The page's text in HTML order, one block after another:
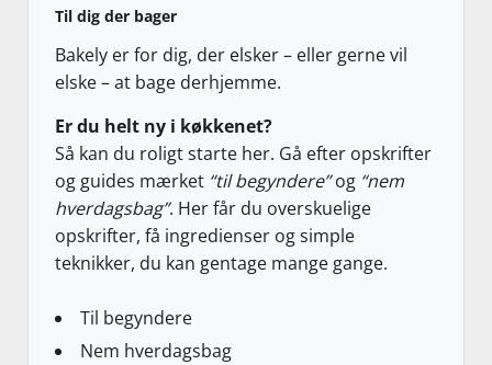
Til dig der bager
Bakely er for dig, der elsker – eller gerne vil
elske – at bage derhjemme.
Er du helt ny i køkkenet?
Så kan du roligt starte her. Gå efter opskrifter
og guides mærket “til begyndere”og “nem
hverdagsbag”. Her får du overskuelige
opskrifter, få ingredienser og simple
teknikker, du kan gentage mange gange.
Til begyndere
Nem hverdagsbag